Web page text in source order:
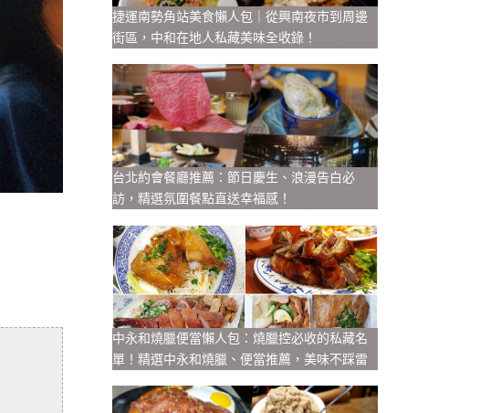
捷運南勢角站美食懶人包｜從興南夜市到周邊
街區，中和在地人私藏美味全收錄！
台北約會餐廳推薦：節日慶生、浪漫告白必
訪，精選氛圍餐點直送幸福感！
中永和燒臘便當懶人包：燒臘控必收的私藏名
單！精選中永和燒臘、便當推薦，美味不踩雷